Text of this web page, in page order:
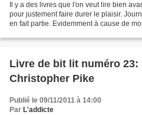
Il y a des livres que l'on veut lire bien
pour justement faire durer le plaisir.
en fait partie. Evidemment à cause de
Livre de bit lit numéro 23:
Christopher Pike
Publié le 09/11/2011 à 14:00
Par L'addicte